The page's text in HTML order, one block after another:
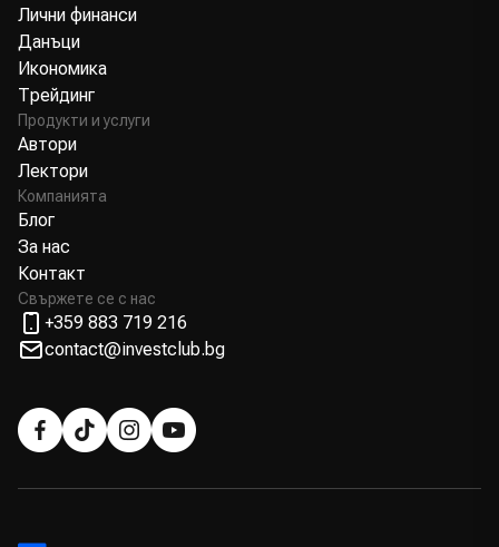
Лични финанси
Данъци
Икономика
Трейдинг
Продукти и услуги
Автори
Лектори
Компанията
Блог
За нас
Контакт
Свържете се с нас
+359 883 719 216
contact@investclub.bg